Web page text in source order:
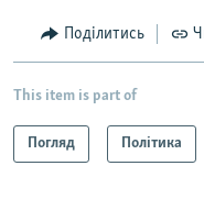
Поділитись
This item is part of
Погляд Політика